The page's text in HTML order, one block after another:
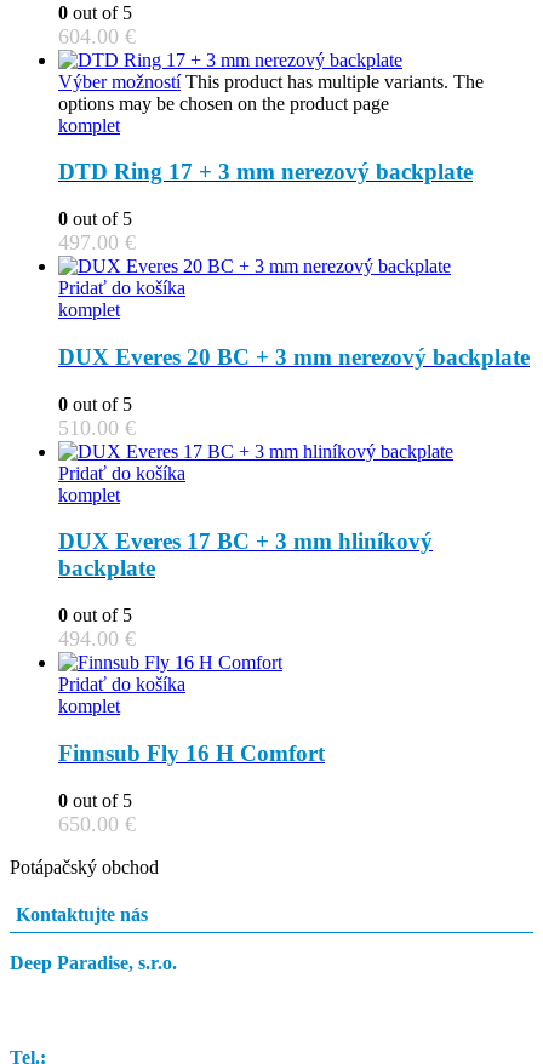
0 out of 5
604.00 €
Výber možností This product has multiple variants. The
options may be chosen on the product page
komplet
DTD Ring 17 + 3 mm nerezový backplate
0 out of 5
497.00 €
Pridať do košíka
komplet
DUX Everes 20 BC + 3 mm nerezový backplate
0 out of 5
510.00 €
Pridať do košíka
komplet
DUX Everes 17 BC + 3 mm hliníkový
backplate
0 out of 5
494.00 €
Pridať do košíka
komplet
Finnsub Fly 16 H Comfort
0 out of 5
650.00 €
Potápačský obchod
Kontaktujte nás
Deep Paradise, s.r.o.
Tel.: